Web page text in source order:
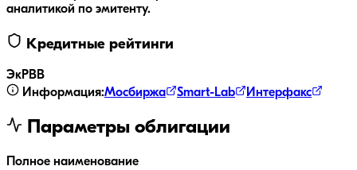
аналитикой по эмитенту.
Кредитные рейтинги
ЭкРBB
Информация:Мосбиржа Smart-Lab Интерфакс
Параметры облигации
Полное наименование